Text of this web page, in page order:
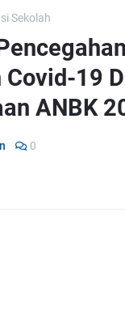
Sekolah
Covid-19
ANBK
0